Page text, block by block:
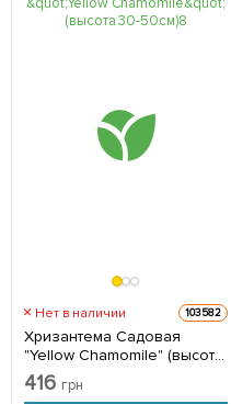
Нет в наличии 103582
Хризантема Садовая
"Yellow Chamomile" (высота
30-50см) 1 саженец в
упаковке
416 грн